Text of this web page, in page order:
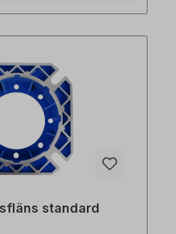
standard